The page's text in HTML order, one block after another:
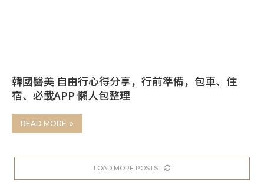
韓國醫美 自由行心得分享，行前準備，包車、住
宿、必載APP 懶人包整理
READ MORE
LOAD MORE POSTS